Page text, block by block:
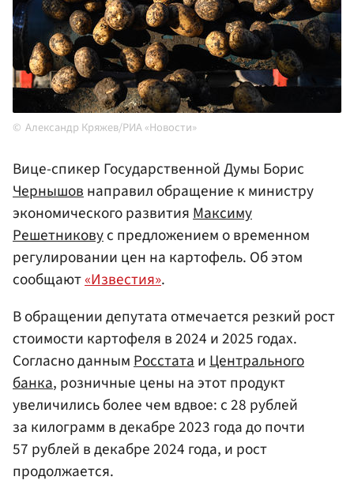
Александр Кряжев/РИА «Новости»
Вице-спикер Государственной Думы Борис
Чернышовнаправил обращение к министру
экономического развитияМаксиму
Решетниковус предложением о временном
регулировании цен на картофель. Об этом
сообщают«Известия».
В обращении депутата отмечается резкий рост
стоимости картофеля в 2024 и 2025 годах.
Согласно даннымРосстатаиЦентрального
банка, розничные цены на этот продукт
увеличились более чем вдвое: с 28 рублей
за килограмм в декабре 2023 года до почти
57 рублей в декабре 2024 года, и рост
продолжается.